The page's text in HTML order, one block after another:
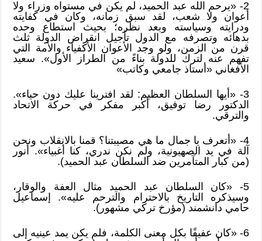
2- «يرحم الله عبد الحميد، لم يكن في مستواه وزراء ولا
أعوان ولا شعب، لقد سبق زمانه، وكان في كفايته
ودرايته وسياسته وبعد نظره؛ بحيث استطاع وحده
بدهائه وتصرفه مع الدول تأجيل انقراض الدولة ثلث
قرن من الزمن، ولو وجد الأعوان الأكفياء والأمة التي
تفهم عنه لترك للدولة بناءً من الطراز الأول». سعيد
الأفغاني «أستاذ جامعي وكاتب»
3- «أيها السلطان العظيم: لقد افترينا عليك دون حياء».
الدكتور رضا توفيق، أكبر مفكر في حركة الاتحاد
والترقي.
4- «أتعرف يا جمال ما هي مصيبتنا؟ قمنا بالانقلاب ونحن
آلة في يد الصهيونية، ولم نكن ندري، كنا أغبياء». أنور
(من كبار المتآمرين ضد السلطان عبد الحميد).
5- «كان السلطان عبد الحميد مثال العفة والوقار،
وسيذكره التاريخ بالاحترام والترحم عليه». إسماعيل
حامي دانشمند (مؤرخ تركي مشهور).
6- «كان عفيفًا بكل معنى الكلمة، فلم يكن يمد عينيه إلى